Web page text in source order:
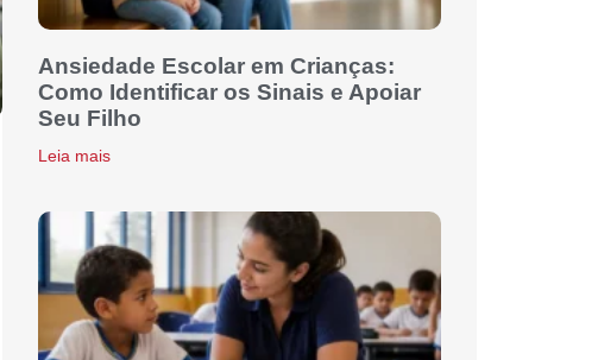
Ansiedade Escolar em Crianças:
Como Identificar os Sinais e Apoiar
Seu Filho
Leia mais